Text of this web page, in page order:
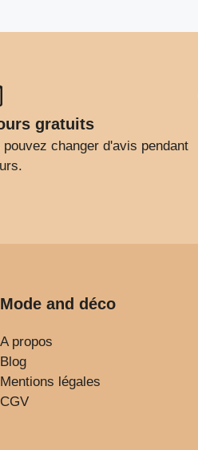
gratuits
pouvez changer d'avis pendant
Mode and déco
A propos
Blog
Mentions légales
CGV